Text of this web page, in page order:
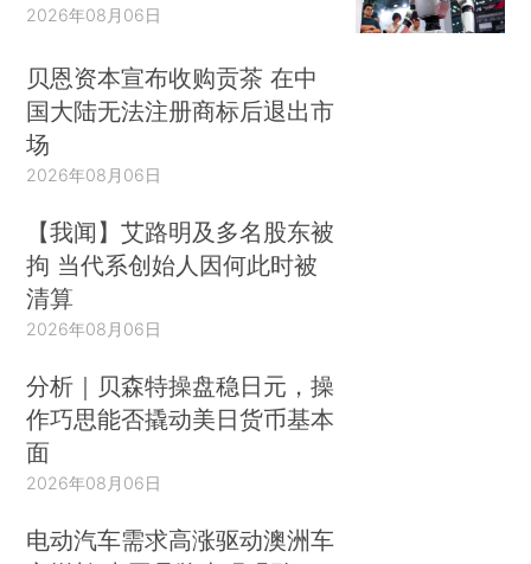
2026年08月06日
贝恩资本宣布收购贡茶 在中
国大陆无法注册商标后退出市
场
2026年08月06日
【我闻】艾路明及多名股东被
拘 当代系创始人因何此时被
清算
2026年08月06日
分析｜贝森特操盘稳日元，操
作巧思能否撬动美日货币基本
面
2026年08月06日
电动汽车需求高涨驱动澳洲车